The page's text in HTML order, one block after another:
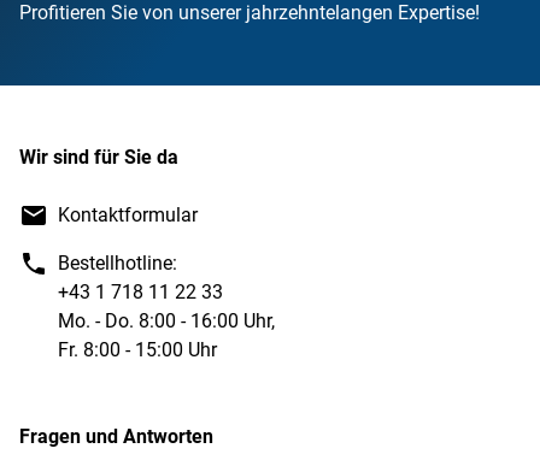
Profitieren Sie von unserer jahrzehntelangen Expertise!
Wir sind für Sie da
Kontaktformular
Bestellhotline:
+43 1 718 11 22 33
Mo. - Do. 8:00 - 16:00 Uhr,
Fr. 8:00 - 15:00 Uhr
Fragen und Antworten